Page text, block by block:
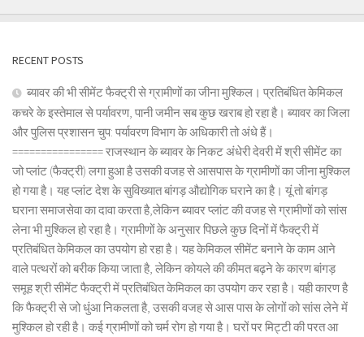
RECENT POSTS
ब्यावर की भी सीमेंट फैक्ट्री से ग्रामीणों का जीना मुश्किल। प्रतिबंधित केमिकल
कचरे के इस्तेमाल से पर्यावरण, पानी जमीन सब कुछ खराब हो रहा है। ब्यावर का जिला
और पुलिस प्रशासन चुप: पर्यावरण विभाग के अधिकारी तो अंधे हैं।
================ राजस्थान के ब्यावर के निकट अंधेरी देवरी में श्री सीमेंट का
जो प्लांट (फैक्ट्री) लगा हुआ है उसकी वजह से आसपास के ग्रामीणों का जीना मुश्किल
हो गया है। यह प्लांट देश के सुविख्यात बांगड़ औद्योगिक घराने का है। यूं तो बांगड़
घराना समाजसेवा का दावा करता है,लेकिन ब्यावर प्लांट की वजह से ग्रामीणों को सांस
लेना भी मुश्किल हो रहा है। ग्रामीणों के अनुसार पिछले कुछ दिनों में फैक्ट्री में
प्रतिबंधित केमिकल का उपयोग हो रहा है। यह केमिकल सीमेंट बनाने के काम आने
वाले पत्थरों को बरीक किया जाता है, लेकिन कोयले की कीमत बढ़ने के कारण बांगड़
समूह श्री सीमेंट फैक्ट्री में प्रतिबंधित केमिकल का उपयोग कर रहा है। यही कारण है
कि फैक्ट्री से जो धुंआ निकलता है, उसकी वजह से आस पास के लोगों को सांस लेने में
मुश्किल हो रही है। कई ग्रामीणों को चर्म रोग हो गया है। घरों पर मिट्टी की परत आ